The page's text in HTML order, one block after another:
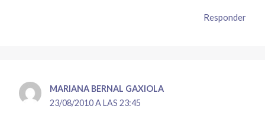
Responder
MARIANA BERNAL GAXIOLA
23/08/2010 A LAS 23:45